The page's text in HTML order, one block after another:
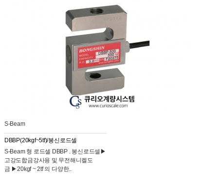
S-Beam
DBBP(20kgf~5tf)/봉신로드셀
S-Beam 형 로드셀 DBBP . 봉신로드셀▶
고강도합금강사용 및 무전해니켈도
금 ▶20kgf ~ 2tf 의 다양한..